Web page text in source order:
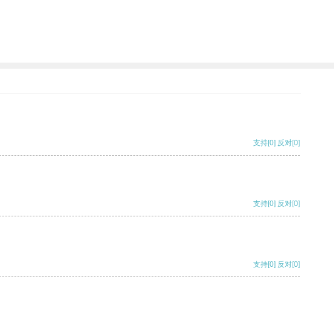
支持[0] 反对[0]
支持[0] 反对[0]
支持[0] 反对[0]